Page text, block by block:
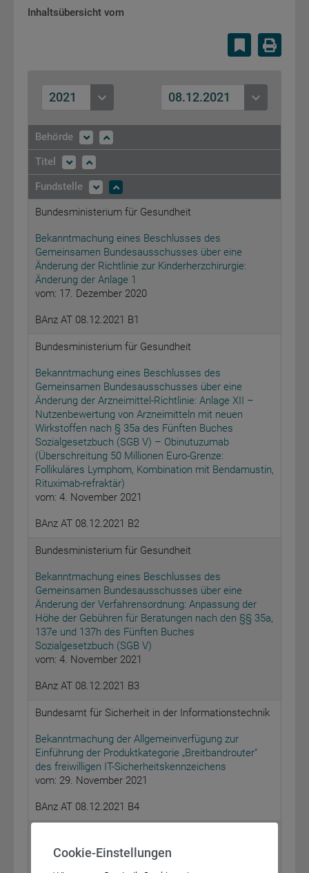
Inhaltsübersicht vom
2021 08.12.2021
Behörde
Titel
Fundstelle
Bundesministerium für Gesundheit
Bekanntmachung eines Beschlusses des
Gemeinsamen Bundesausschusses über eine
Änderung der Richtlinie zur Kinderherzchirurgie:
Änderung der Anlage 1
vom: 17. Dezember 2020
BAnz AT 08.12.2021 B1
Bundesministerium für Gesundheit
Bekanntmachung eines Beschlusses des
Gemeinsamen Bundesausschusses über eine
Änderung der Arzneimittel-Richtlinie: Anlage XII –
Nutzenbewertung von Arzneimitteln mit neuen
Wirkstoffen nach § 35a des Fünften Buches
Sozialgesetzbuch (SGB V) – Obinutuzumab
(Überschreitung 50 Millionen Euro-Grenze:
Follikuläres Lymphom, Kombination mit Bendamustin,
Rituximab-refraktär)
vom: 4. November 2021
BAnz AT 08.12.2021 B2
Bundesministerium für Gesundheit
Bekanntmachung eines Beschlusses des
Gemeinsamen Bundesausschusses über eine
Änderung der Verfahrensordnung: Anpassung der
Höhe der Gebühren für Beratungen nach den §§ 35a,
137e und 137h des Fünften Buches
Sozialgesetzbuch (SGB V)
vom: 4. November 2021
BAnz AT 08.12.2021 B3
Bundesamt für Sicherheit in der Informationstechnik
Bekanntmachung der Allgemeinverfügung zur
Einführung der Produktkategorie „Breitbandrouter“
des freiwilligen IT-Sicherheitskennzeichens
vom: 29. November 2021
BAnz AT 08.12.2021 B4
Bekanntmachung der Allgemeinverfügung zur
Cookie-Einstellungen